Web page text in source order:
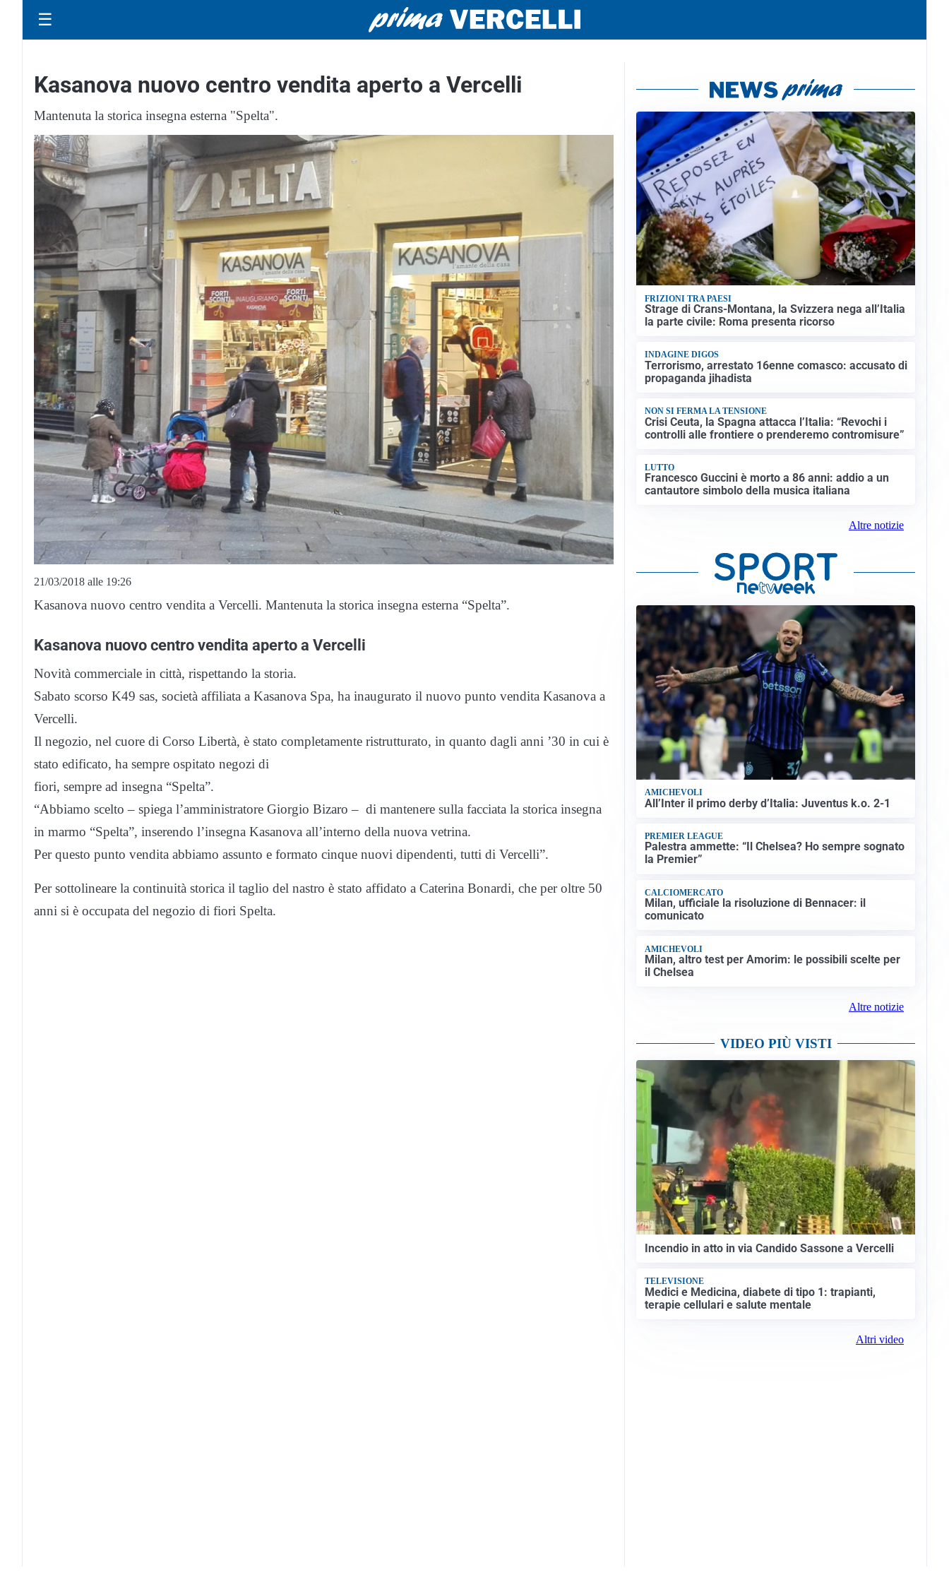
☰
Kasanova nuovo centro vendita aperto a Vercelli
Mantenuta la storica insegna esterna "Spelta".
21/03/2018 alle 19:26
Kasanova nuovo centro vendita a Vercelli. Mantenuta la storica insegna esterna “Spelta”.
Kasanova nuovo centro vendita aperto a Vercelli
Novità commerciale in città, rispettando la storia.
Sabato scorso K49 sas, società affiliata a Kasanova Spa, ha inaugurato il nuovo punto vendita Kasanova a
Vercelli.
Il negozio, nel cuore di Corso Libertà, è stato completamente ristrutturato, in quanto dagli anni ’30 in cui è
stato edificato, ha sempre ospitato negozi di
fiori, sempre ad insegna “Spelta”.
“Abbiamo scelto – spiega l’amministratore Giorgio Bizaro – di mantenere sulla facciata la storica insegna
in marmo “Spelta”, inserendo l’insegna Kasanova all’interno della nuova vetrina.
Per questo punto vendita abbiamo assunto e formato cinque nuovi dipendenti, tutti di Vercelli”.
Per sottolineare la continuità storica il taglio del nastro è stato affidato a Caterina Bonardi, che per oltre 50
anni si è occupata del negozio di fiori Spelta.
FRIZIONI TRA PAESI
Strage di Crans-Montana, la Svizzera nega all’Italia
la parte civile: Roma presenta ricorso
INDAGINE DIGOS
Terrorismo, arrestato 16enne comasco: accusato di
propaganda jihadista
NON SI FERMA LA TENSIONE
Crisi Ceuta, la Spagna attacca l’Italia: “Revochi i
controlli alle frontiere o prenderemo contromisure”
LUTTO
Francesco Guccini è morto a 86 anni: addio a un
cantautore simbolo della musica italiana
Altre notizie
AMICHEVOLI
All’Inter il primo derby d’Italia: Juventus k.o. 2-1
PREMIER LEAGUE
Palestra ammette: “Il Chelsea? Ho sempre sognato
la Premier”
CALCIOMERCATO
Milan, ufficiale la risoluzione di Bennacer: il
comunicato
AMICHEVOLI
Milan, altro test per Amorim: le possibili scelte per
il Chelsea
Altre notizie
VIDEO PIÙ VISTI
Incendio in atto in via Candido Sassone a Vercelli
TELEVISIONE
Medici e Medicina, diabete di tipo 1: trapianti,
terapie cellulari e salute mentale
Altri video